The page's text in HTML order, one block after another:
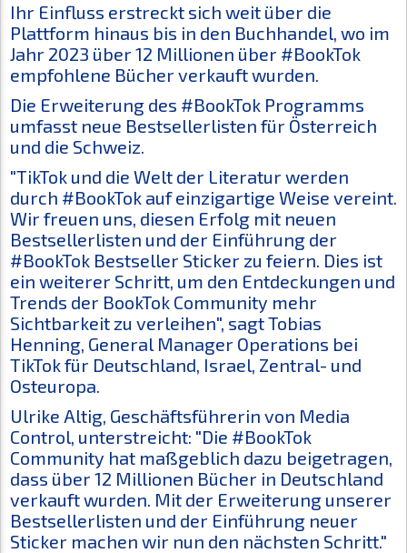
Ihr Einfluss erstreckt sich weit über die
Plattform hinaus bis in den Buchhandel, wo im
Jahr 2023 über 12 Millionen über #BookTok
empfohlene Bücher verkauft wurden.
Die Erweiterung des #BookTok Programms
umfasst neue Bestsellerlisten für Österreich
und die Schweiz.
"TikTok und die Welt der Literatur werden
durch #BookTok auf einzigartige Weise vereint.
Wir freuen uns, diesen Erfolg mit neuen
Bestsellerlisten und der Einführung der
#BookTok Bestseller Sticker zu feiern. Dies ist
ein weiterer Schritt, um den Entdeckungen und
Trends der BookTok Community mehr
Sichtbarkeit zu verleihen", sagt Tobias
Henning, General Manager Operations bei
TikTok für Deutschland, Israel, Zentral- und
Osteuropa.
Ulrike Altig, Geschäftsführerin von Media
Control, unterstreicht: "Die #BookTok
Community hat maßgeblich dazu beigetragen,
dass über 12 Millionen Bücher in Deutschland
verkauft wurden. Mit der Erweiterung unserer
Bestsellerlisten und der Einführung neuer
Sticker machen wir nun den nächsten Schritt."